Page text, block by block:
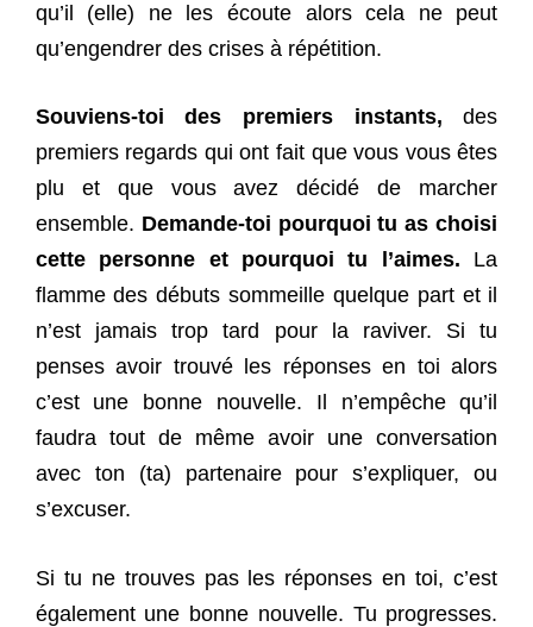
qu’il (elle) ne les écoute alors cela ne peut
qu’engendrer des crises à répétition.
Souviens-toi des premiers instants, des
premiers regards qui ont fait que vous vous êtes
plu et que vous avez décidé de marcher
ensemble. Demande-toi pourquoi tu as choisi
cette personne et pourquoi tu l’aimes. La
flamme des débuts sommeille quelque part et il
n’est jamais trop tard pour la raviver. Si tu
penses avoir trouvé les réponses en toi alors
c’est une bonne nouvelle. Il n’empêche qu’il
faudra tout de même avoir une conversation
avec ton (ta) partenaire pour s’expliquer, ou
s’excuser.
Si tu ne trouves pas les réponses en toi, c’est
également une bonne nouvelle. Tu progresses.